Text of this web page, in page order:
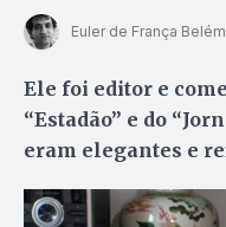
Euler de França Belém
Ele foi editor e
“Estadão” e do
eram elegantes e